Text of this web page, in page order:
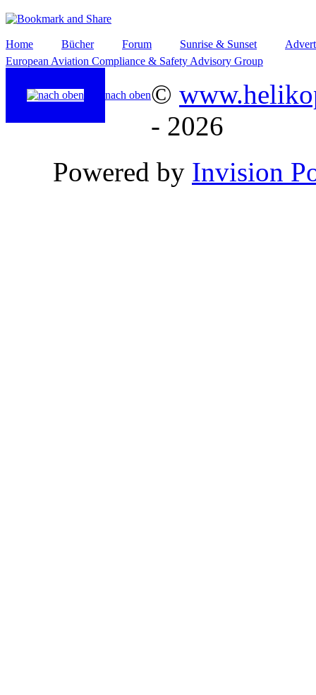
Home Bücher Forum Sunrise & Sunset
European Aviation Compliance & Safety Advisory Group
nach oben©
- 2026
Powered by Invision